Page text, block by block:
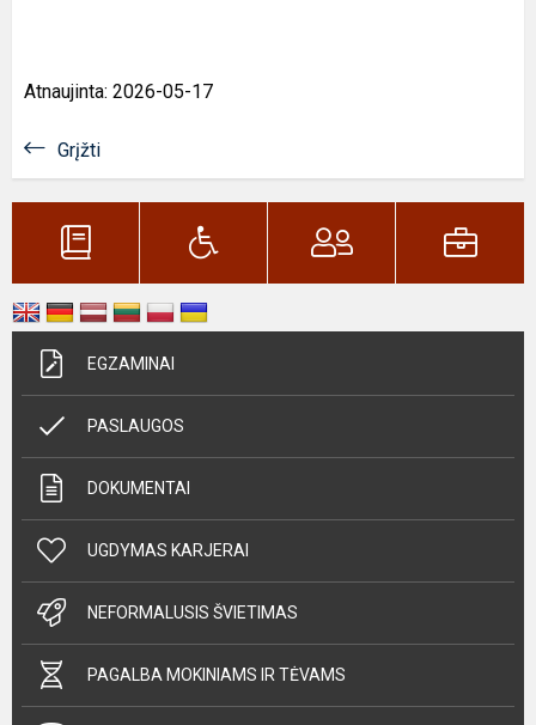
Atnaujinta: 2026-05-17
Grįžti
EGZAMINAI
PASLAUGOS
DOKUMENTAI
UGDYMAS KARJERAI
NEFORMALUSIS ŠVIETIMAS
PAGALBA MOKINIAMS IR TĖVAMS